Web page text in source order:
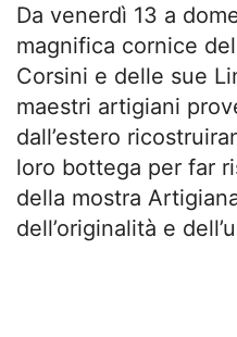
Da venerdì 13 a
magnifica cornice
Corsini e delle sue
maestri artigiani
dall’estero
loro bottega per far
della mostra
dell’originalità e